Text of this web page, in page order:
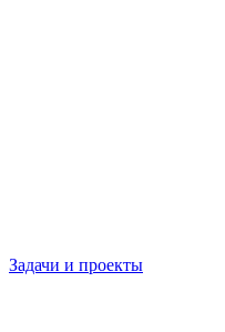
Задачи и проекты